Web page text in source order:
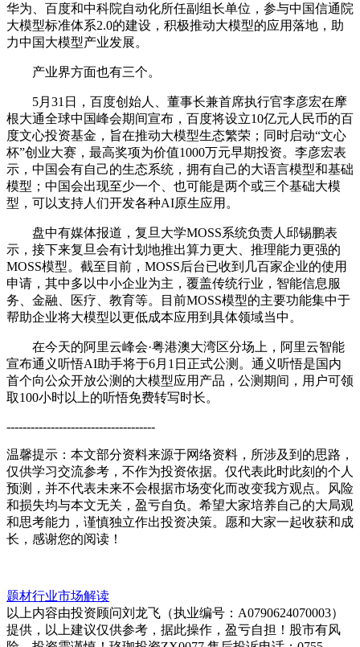
华为、百度和中科院自动化所任副组长单位，参与中国信通院
大模型标准体系2.0的建设，积极推动大模型的应用落地，助
力中国大模型产业发展。
产业界方面也有三个。
5月31日，百度创始人、董事长兼首席执行官李彦宏在摩
根大通全球中国峰会期间宣布，百度将设立10亿元人民币的百
度文心投资基金，旨在推动大模型生态繁荣；同时启动“文心
杯”创业大赛，最高奖项为价值1000万元早期投资。李彦宏表
示，中国会有自己的生态系统，拥有自己的大语言模型和基础
模型；中国会出现至少一个、也可能是两个或三个基础大模
型，可以支持人们开发各种AI原生应用。
盘中有媒体报道，复旦大学MOSS系统负责人邱锡鹏表
示，接下来复旦会有计划地推出算力更大、推理能力更强的
MOSS模型。截至目前，MOSS后台已收到几百家企业的使用
申请，其中多以中小企业为主，覆盖传统行业，智能信息服
务、金融、医疗、教育等。目前MOSS模型的主要功能集中于
帮助企业将大模型以更低成本应用到具体领域当中。
在今天的阿里云峰会·粤港澳大湾区分场上，阿里云智能
宣布通义听悟AI助手将于6月1日正式公测。通义听悟是国内
首个向公众开放公测的大模型应用产品，公测期间，用户可领
取100小时以上的听悟免费转写时长。
-------------------------------------
温馨提示：本文部分资料来源于网络资料，所涉及到的思路，
仅供学习交流参考，不作为投资依据。仅代表此时此刻的个人
预测，并不代表未来不会根据市场变化而改变我方观点。风险
和损失均与本文无关，盈亏自负。希望大家培养自己的大局观
和思考能力，谨慎独立作出投资决策。愿和大家一起收获和成
长，感谢您的阅读！
题材行业市场解读
以上内容由投资顾问刘龙飞（执业编号：A0790624070003）
提供，以上建议仅供参考，据此操作，盈亏自担！股市有风